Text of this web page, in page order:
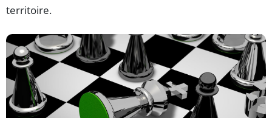
territoire.